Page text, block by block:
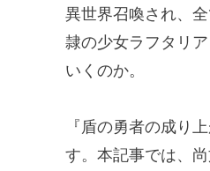
異世界召喚され、
隷の少女ラフタリ
いくのか。
『盾の勇者の成り
す。本記事では、